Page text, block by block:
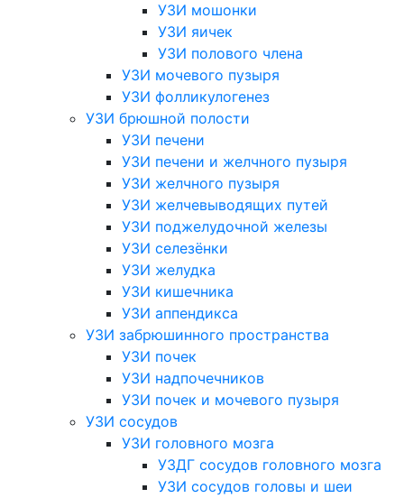
УЗИ мошонки
УЗИ яичек
УЗИ полового члена
УЗИ мочевого пузыря
УЗИ фолликулогенез
УЗИ брюшной полости
УЗИ печени
УЗИ печени и желчного пузыря
УЗИ желчного пузыря
УЗИ желчевыводящих путей
УЗИ поджелудочной железы
УЗИ селезёнки
УЗИ желудка
УЗИ кишечника
УЗИ аппендикса
УЗИ забрюшинного пространства
УЗИ почек
УЗИ надпочечников
УЗИ почек и мочевого пузыря
УЗИ сосудов
УЗИ головного мозга
УЗДГ сосудов головного мозга
УЗИ сосудов головы и шеи